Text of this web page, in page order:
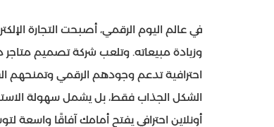
في عالم اليوم الرقمي، أصبحت التجارة
وزيادة مبيعاته. وتلعب شركة تصميم متاجر
احترافية تدعم وجودهم الرقمي وتمنحهم
الشكل الجذاب فقط، بل يشمل سهولة
أونلاين احترافي يفتح أمامك آفاقًا